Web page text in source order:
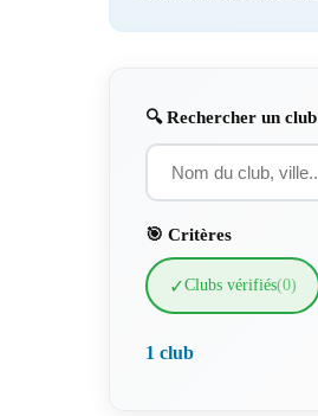
🔍 Rechercher un club
🎯 Critères
✓Clubs vérifiés(0)
1 club